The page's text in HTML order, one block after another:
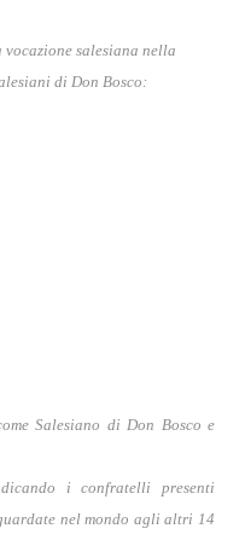
salesiana nella
di Don Bosco:
Salesiano di Don Bosco e
i confratelli presenti
nel mondo agli altri 14